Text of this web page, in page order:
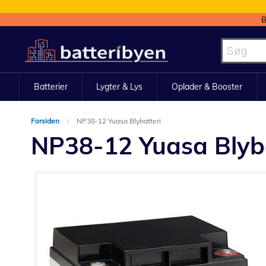
to
Content
Batterier Lygter & Lys Oplader & Booster
Forsiden NP38-12 Yuasa Blybatteri
NP38-12 Yuasa